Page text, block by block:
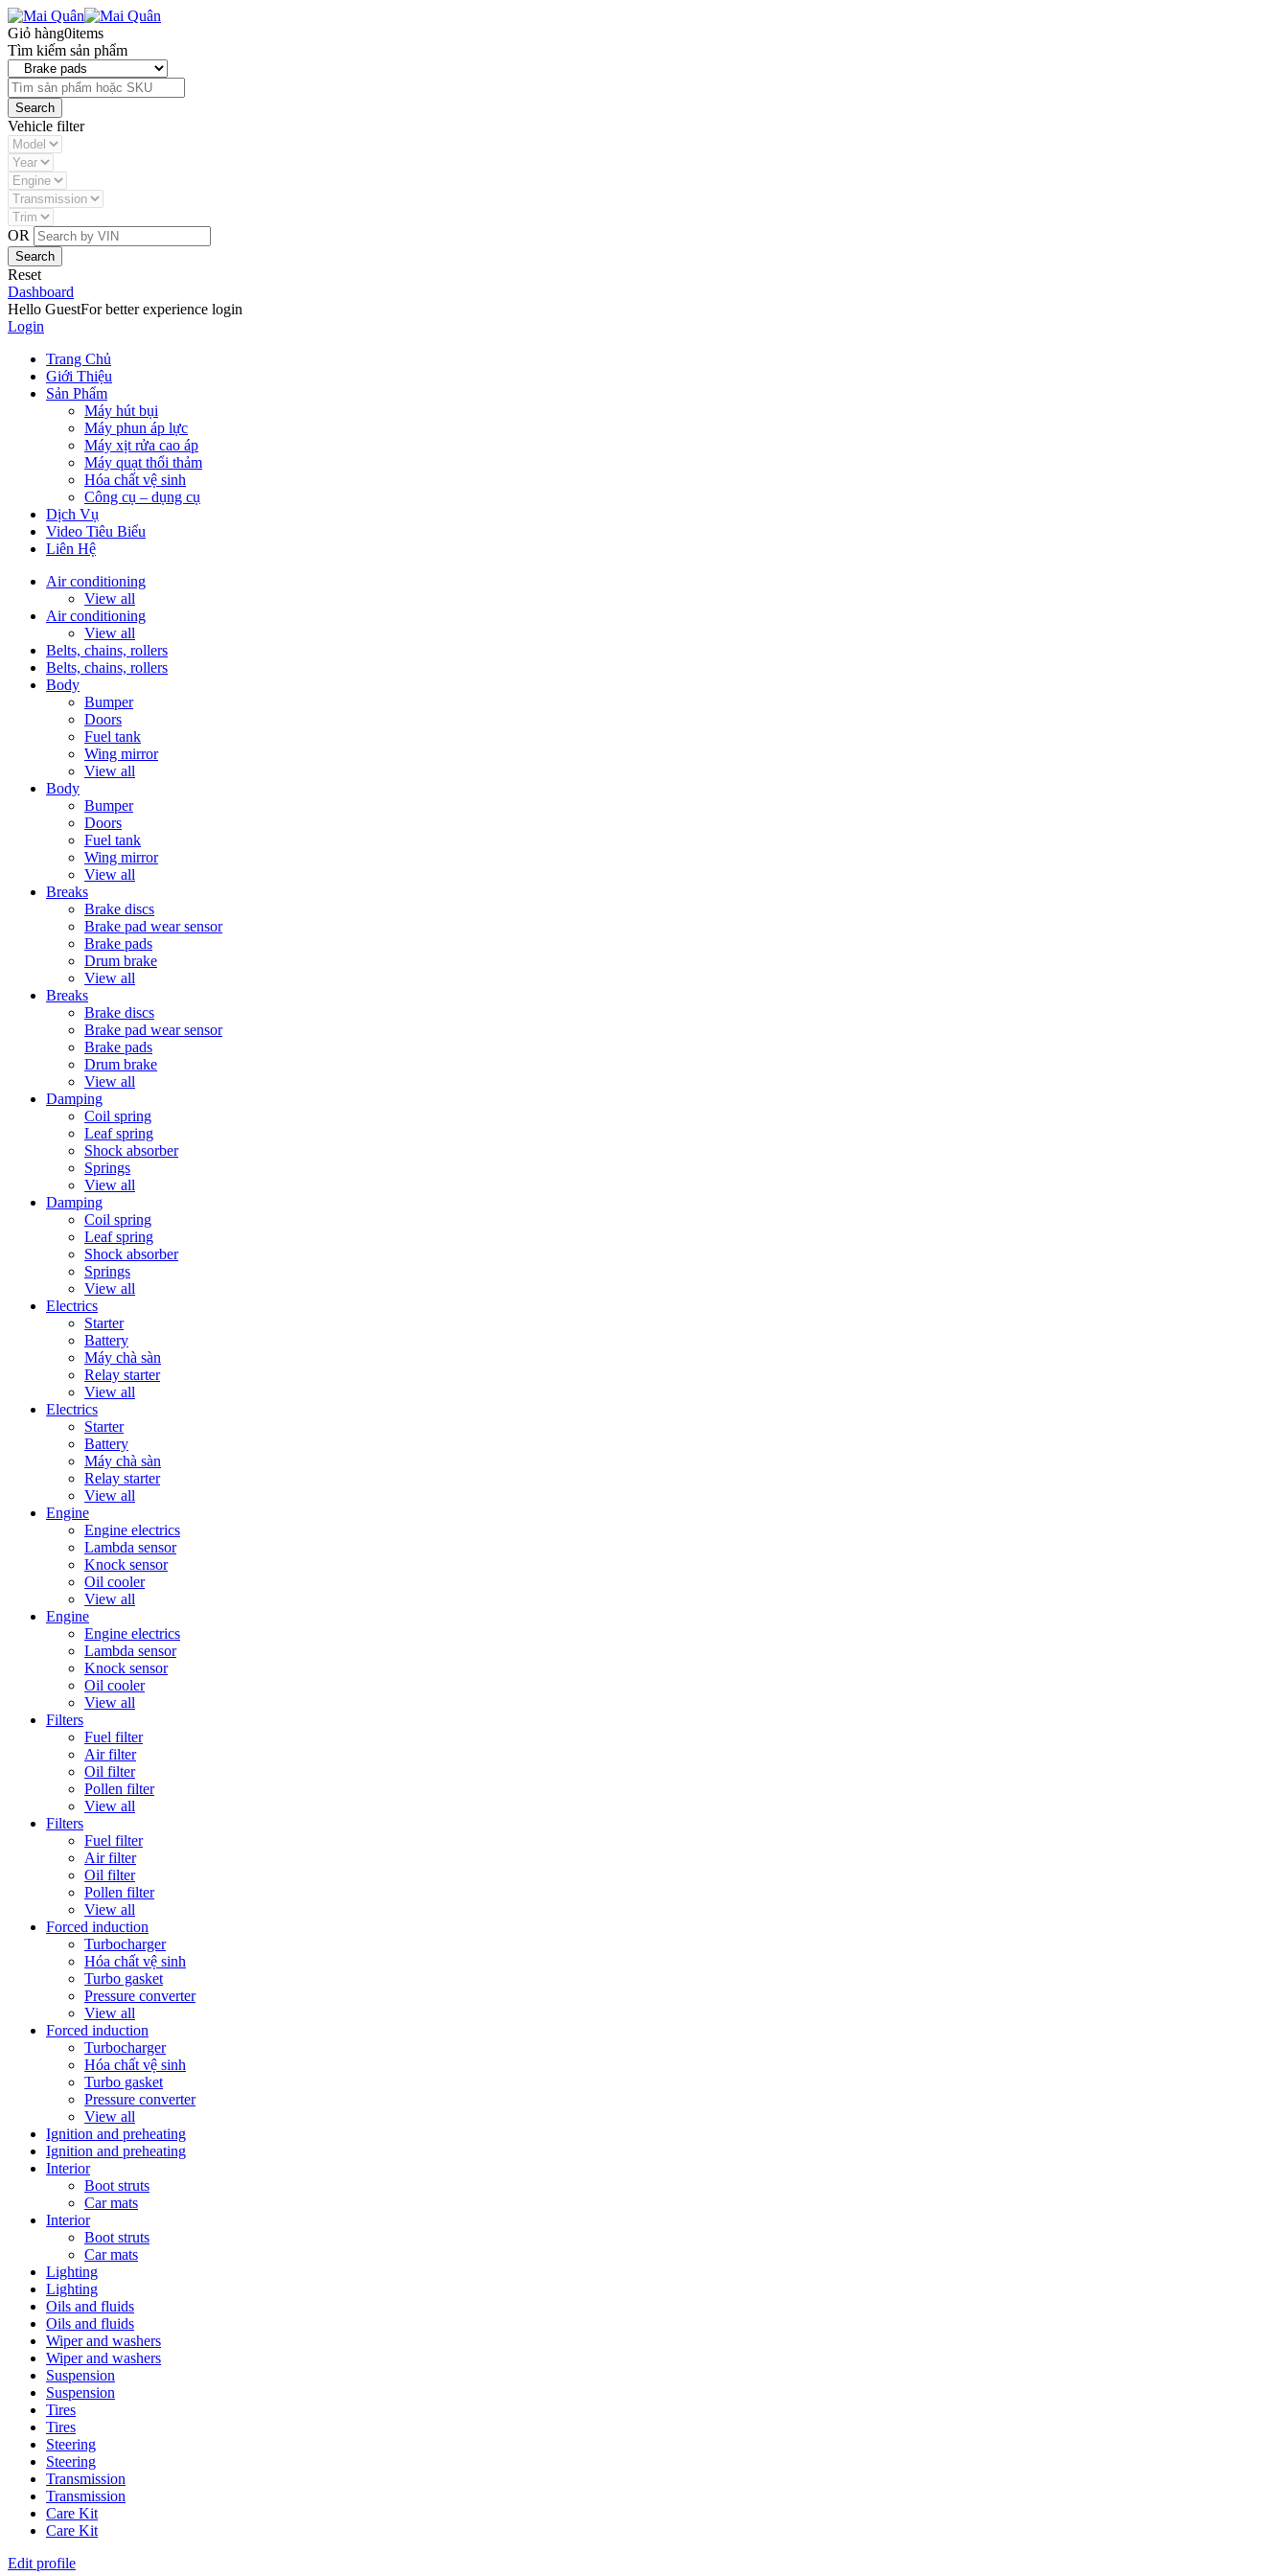
Giỏ hàng0items
Tìm kiếm sản phẩm
Vehicle filter
OR
Reset
Dashboard
Hello GuestFor better experience login
Login
Trang Chủ
Giới Thiệu
Sản Phẩm
Máy hút bụi
Máy phun áp lực
Máy xịt rửa cao áp
Máy quạt thổi thảm
Hóa chất vệ sinh
Công cụ – dụng cụ
Dịch Vụ
Video Tiêu Biểu
Liên Hệ
Air conditioning
View all
Air conditioning
View all
Belts, chains, rollers
Belts, chains, rollers
Body
Bumper
Doors
Fuel tank
Wing mirror
View all
Body
Bumper
Doors
Fuel tank
Wing mirror
View all
Breaks
Brake discs
Brake pad wear sensor
Brake pads
Drum brake
View all
Breaks
Brake discs
Brake pad wear sensor
Brake pads
Drum brake
View all
Damping
Coil spring
Leaf spring
Shock absorber
Springs
View all
Damping
Coil spring
Leaf spring
Shock absorber
Springs
View all
Electrics
Starter
Battery
Máy chà sàn
Relay starter
View all
Electrics
Starter
Battery
Máy chà sàn
Relay starter
View all
Engine
Engine electrics
Lambda sensor
Knock sensor
Oil cooler
View all
Engine
Engine electrics
Lambda sensor
Knock sensor
Oil cooler
View all
Filters
Fuel filter
Air filter
Oil filter
Pollen filter
View all
Filters
Fuel filter
Air filter
Oil filter
Pollen filter
View all
Forced induction
Turbocharger
Hóa chất vệ sinh
Turbo gasket
Pressure converter
View all
Forced induction
Turbocharger
Hóa chất vệ sinh
Turbo gasket
Pressure converter
View all
Ignition and preheating
Ignition and preheating
Interior
Boot struts
Car mats
Interior
Boot struts
Car mats
Lighting
Lighting
Oils and fluids
Oils and fluids
Wiper and washers
Wiper and washers
Suspension
Suspension
Tires
Tires
Steering
Steering
Transmission
Transmission
Care Kit
Care Kit
Edit profile